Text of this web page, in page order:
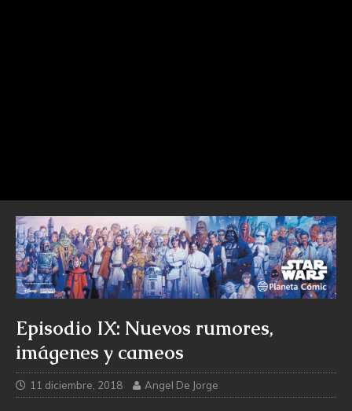
Episodio IX: Nuevos rumores,
imágenes y cameos
11 diciembre, 2018 Angel De Jorge